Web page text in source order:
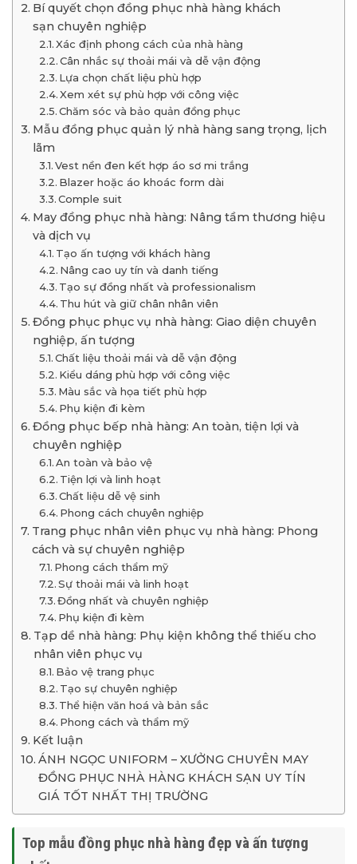
Bí quyết chọn đồng phục nhà hàng khách
sạn chuyên nghiệp
Xác định phong cách của nhà hàng
Cân nhắc sự thoải mái và dễ vận động
Lựa chọn chất liệu phù hợp
Xem xét sự phù hợp với công việc
Chăm sóc và bảo quản đồng phục
Mẫu đồng phục quản lý nhà hàng sang trọng, lịch
lãm
Vest nền đen kết hợp áo sơ mi trắng
Blazer hoặc áo khoác form dài
Comple suit
May đồng phục nhà hàng: Nâng tầm thương hiệu
và dịch vụ
Tạo ấn tượng với khách hàng
Nâng cao uy tín và danh tiếng
Tạo sự đồng nhất và professionalism
Thu hút và giữ chân nhân viên
Đồng phục phục vụ nhà hàng: Giao diện chuyên
nghiệp, ấn tượng
Chất liệu thoải mái và dễ vận động
Kiểu dáng phù hợp với công việc
Màu sắc và họa tiết phù hợp
Phụ kiện đi kèm
Đồng phục bếp nhà hàng: An toàn, tiện lợi và
chuyên nghiệp
An toàn và bảo vệ
Tiện lợi và linh hoạt
Chất liệu dễ vệ sinh
Phong cách chuyên nghiệp
Trang phục nhân viên phục vụ nhà hàng: Phong
cách và sự chuyên nghiệp
Phong cách thẩm mỹ
Sự thoải mái và linh hoạt
Đồng nhất và chuyên nghiệp
Phụ kiện đi kèm
Tạp dề nhà hàng: Phụ kiện không thể thiếu cho
nhân viên phục vụ
Bảo vệ trang phục
Tạo sự chuyên nghiệp
Thể hiện văn hoá và bản sắc
Phong cách và thẩm mỹ
Kết luận
ÁNH NGỌC UNIFORM – XƯỞNG CHUYÊN MAY
ĐỒNG PHỤC NHÀ HÀNG KHÁCH SẠN UY TÍN
GIÁ TỐT NHẤT THỊ TRƯỜNG
Top mẫu đồng phục nhà hàng đẹp và ấn tượng